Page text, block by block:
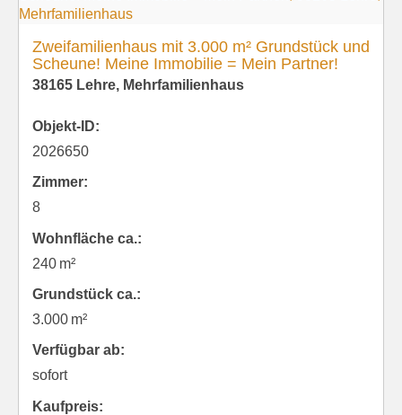
Zweifamilienhaus mit 3.000 m² Grundstück und
Scheune! Meine Immobilie = Mein Partner!
38165 Lehre, Mehrfamilienhaus
Objekt-ID:
2026650
Zimmer:
8
Wohnfläche ca.:
240 m²
Grund­stück ca.:
3.000 m²
Verfügbar ab:
sofort
Kaufpreis: